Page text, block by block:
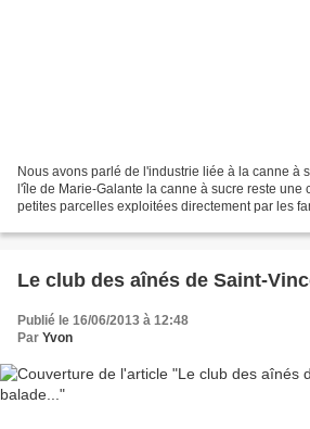
Nous avons parlé de l'industrie liée à la canne à
l'île de Marie-Galante la canne à sucre reste une
petites parcelles exploitées directement par les
Le club des aînés de Saint-
Publié le 16/06/2013 à 12:48
Par Yvon